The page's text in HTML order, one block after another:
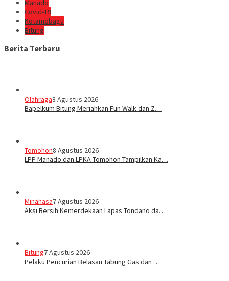
Manado
Covid-19
Kotamobagu
Bitung
Berita Terbaru
Olahraga8 Agustus 2026
Bapelkum Bitung Meriahkan Fun Walk dan Z…
Tomohon8 Agustus 2026
LPP Manado dan LPKA Tomohon Tampilkan Ka…
Minahasa7 Agustus 2026
Aksi Bersih Kemerdekaan Lapas Tondano da…
Bitung7 Agustus 2026
Pelaku Pencurian Belasan Tabung Gas dan …